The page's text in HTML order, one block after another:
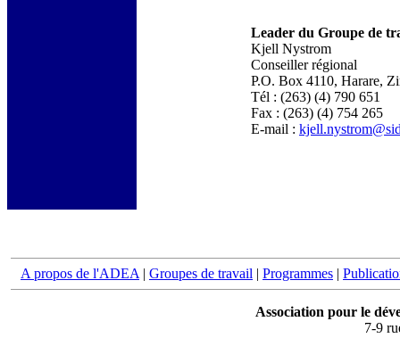
Leader du Groupe de
Kjell Nystrom
Conseiller régional
P.O. Box 4110, Harare,
Tél : (263) (4) 790 651
Fax : (263) (4) 754 265
E-mail :
A propos de l'ADEA | Groupes de travail | Programmes |
Association pour le
7-9